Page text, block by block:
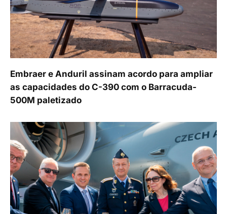
Embraer e Anduril assinam acordo para ampliar
as capacidades do C-390 com o Barracuda-
500M paletizado